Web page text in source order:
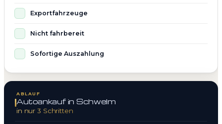
Exportfahrzeuge
Nicht fahrbereit
Sofortige Auszahlung
ABLAUF
Autoankauf in Schwelm
in nur 3 Schritten